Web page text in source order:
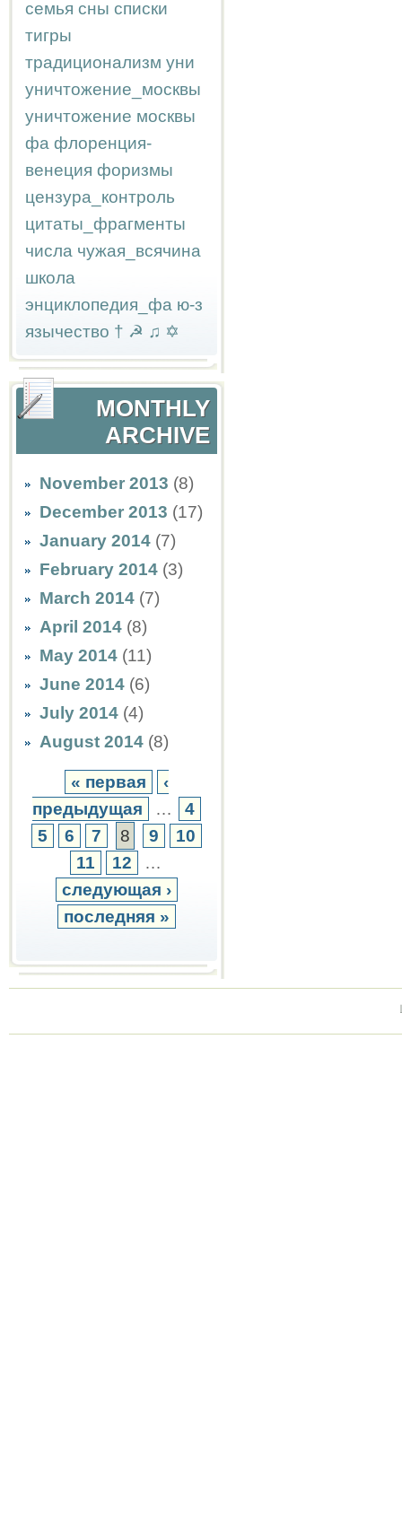
семья сны списки
тигры
традиционализм уни
уничтожение_москвы
уничтожение москвы
фа флоренция-
венеция форизмы
цензура_контроль
цитаты_фрагменты
числа чужая_всячина
школа
энциклопедия_фа ю-з
язычество † ☭ ♫ ✡
MONTHLY
ARCHIVE
November 2013 (8)
December 2013 (17)
January 2014 (7)
February 2014 (3)
March 2014 (7)
April 2014 (8)
May 2014 (11)
June 2014 (6)
July 2014 (4)
August 2014 (8)
« первая
‹
предыдущая
…
4
5
6 7 8 9
10
11
12
…
следующая ›
последняя »